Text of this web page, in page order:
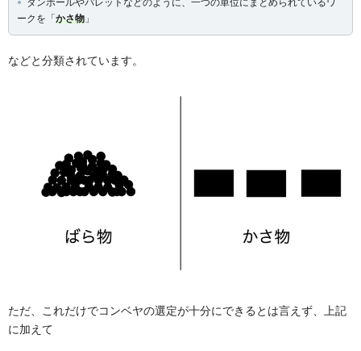
ークを「かさ物 」
などと分類されています。
ただ、これだけでコンベヤの選定が十分にできるとは言えず、上記
に加えて